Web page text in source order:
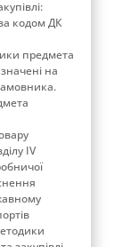
кодом ДК
предмета
на
ІV